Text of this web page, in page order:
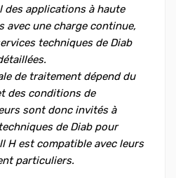
des applications à haute
avec une charge continue,
techniques de Diab
de traitement dépend du
des conditions de
sont donc invités à
de Diab pour
H est compatible avec leurs
particuliers.